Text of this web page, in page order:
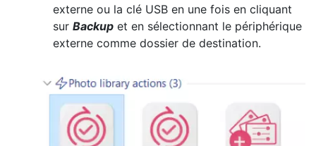
externe ou la clé USB en une fois en cliquant
sur Backup et en sélectionnant le périphérique
externe comme dossier de destination.